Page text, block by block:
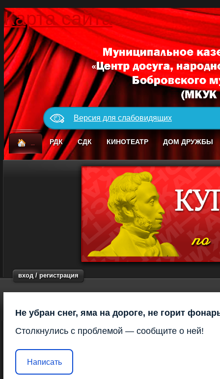
Карта сайта
Версия для слабовидящих
РДК СДК КИНОТЕАТР ДОМ ДРУЖБЫ
вход / регистрация
Не убран снег, яма на дороге, не горит
Столкнулись с проблемой — сообщите о ней!
Написать